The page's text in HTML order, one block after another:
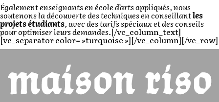
Également enseignants en école d’arts appliqués, nous
soutenons la découverte des techniques en conseillantles
projets étudiants, avec des tarifs spéciaux et des conseils
pour optimiser leurs demandes.[/vc_column_text]
[vc_separator color= »turquoise »][/vc_column][/vc_row]